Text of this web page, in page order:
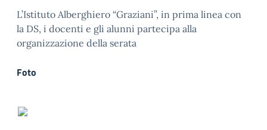
L’Istituto Alberghiero “Graziani”, in prima linea con
la DS, i docenti e gli alunni partecipa alla
organizzazione della serata
Foto